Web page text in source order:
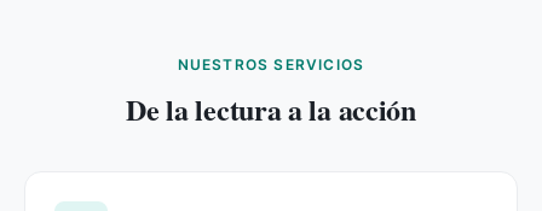
NUESTROS SERVICIOS
De la lectura a la acción